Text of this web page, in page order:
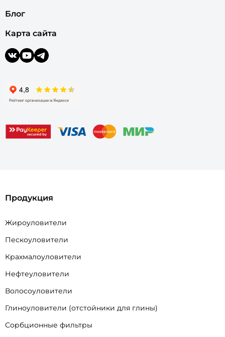
Блог
Карта сайта
Продукция
Жироуловители
Пескоуловители
Крахмалоуловители
Нефтеуловители
Волосоуловители
Глиноуловители (отстойники для глины)
Сорбционные фильтры